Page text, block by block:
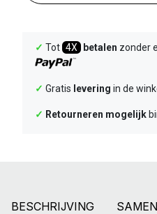
✓ Tot 4X betalen zonder
✓ Gratis levering in de
✓ Retourneren mogelijk
BESCHRIJVING